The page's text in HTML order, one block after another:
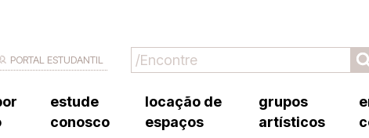
PORTAL ESTUDANTIL
estude
conosco
locação de
espaços
grupos
artísticos